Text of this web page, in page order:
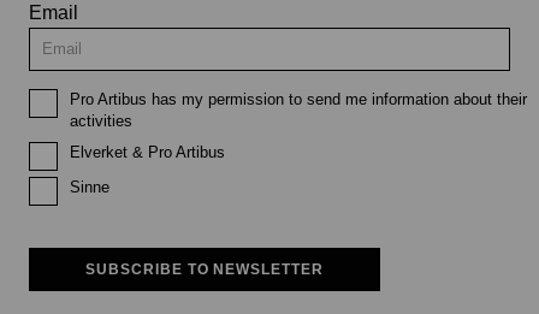
Email
Pro Artibus has my permission to send me information about their
activities
Elverket & Pro Artibus
Sinne
SUBSCRIBE TO NEWSLETTER